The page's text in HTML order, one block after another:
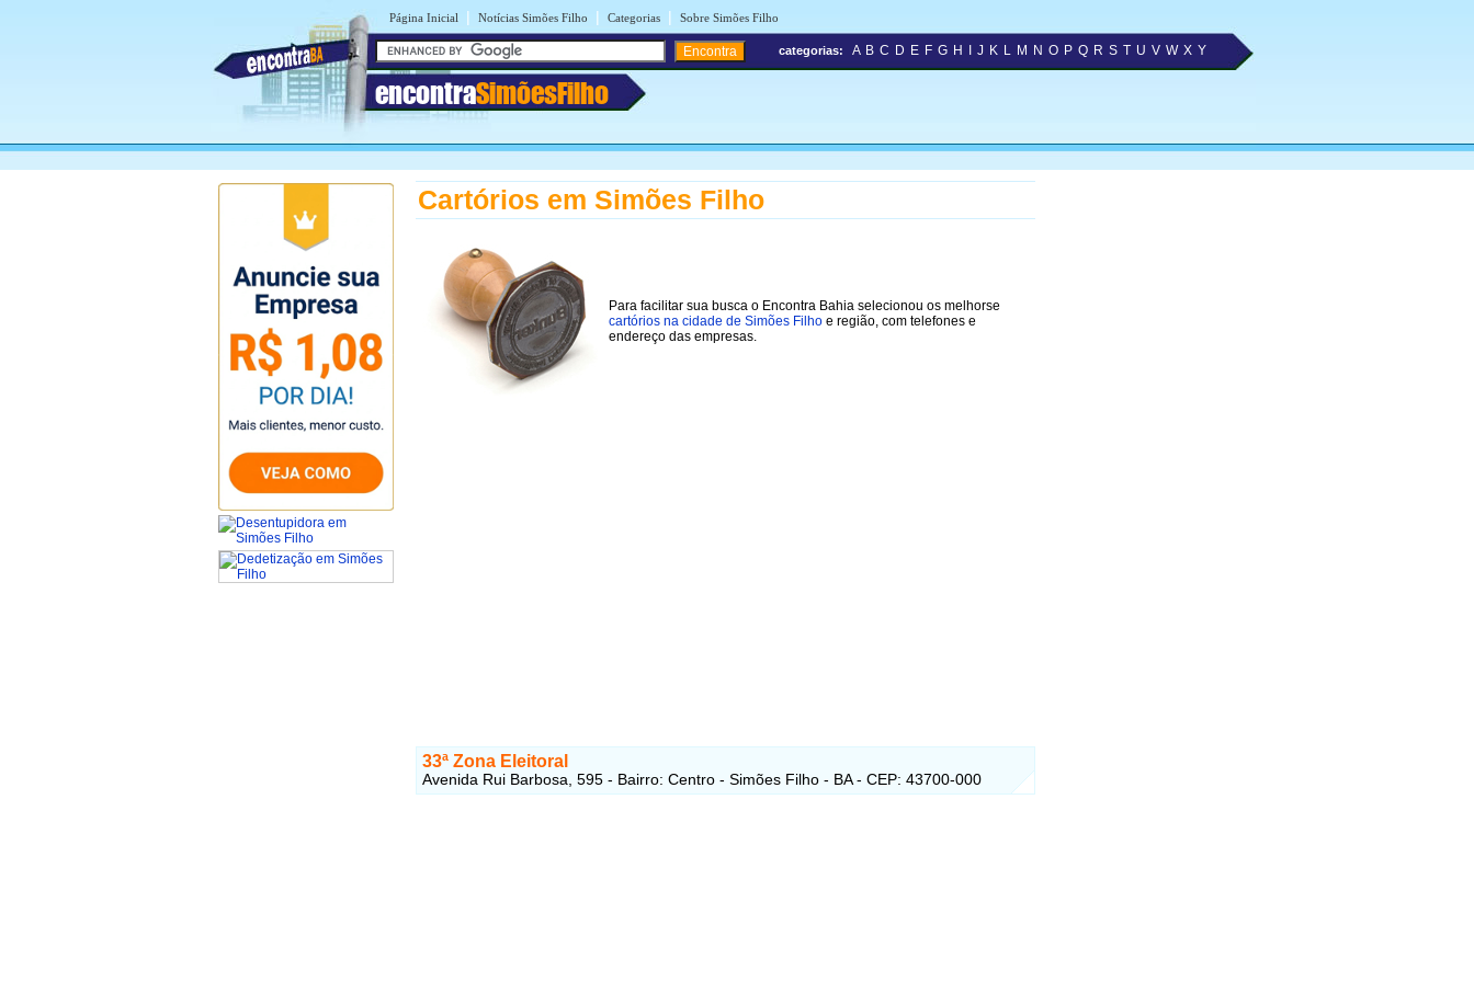
Página Inicial | Notícias Simões Filho | Categorias | Sobre Simões Filho
encontraSimõesFilho
categorias: A B C D E F G H J K L M N O P Q R S T U V W X Y
Cartórios em Simões Filho
Para facilitar sua busca o Encontra Bahia selecionou os melhorse
cartórios na cidade de Simões Filho e região, com telefones e
endereço das empresas.
33ª Zona Eleitoral
Avenida Rui Barbosa, 595 - Bairro: Centro - Simões Filho - BA - CEP: 43700-000